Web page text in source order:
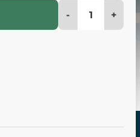
- +